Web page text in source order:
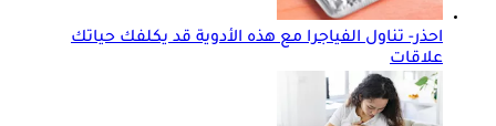
احذر- تناول الفياجرا مع هذه الأدوية قد يكلفك حياتك
علاقات